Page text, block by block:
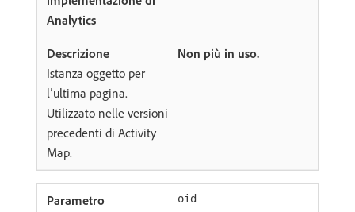
Non più in uso.
Istanza oggetto per
l’ultima pagina.
Utilizzato nelle versioni
precedenti di Activity
Map.
oid